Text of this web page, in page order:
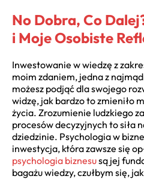
No Dobra, Co
i Moje Osobiste
Inwestowanie w wiedzę z
moim zdaniem, jedna z
możesz podjąć dla swojego
widzę, jak bardzo to zmieniło
życia. Zrozumienie ludzkiego
procesów decyzyjnych to siła
dziedzinie. Psychologia w
inwestycja, która zawsze się
psychologia biznesusą jej
bagażu wiedzy, czułbym się,